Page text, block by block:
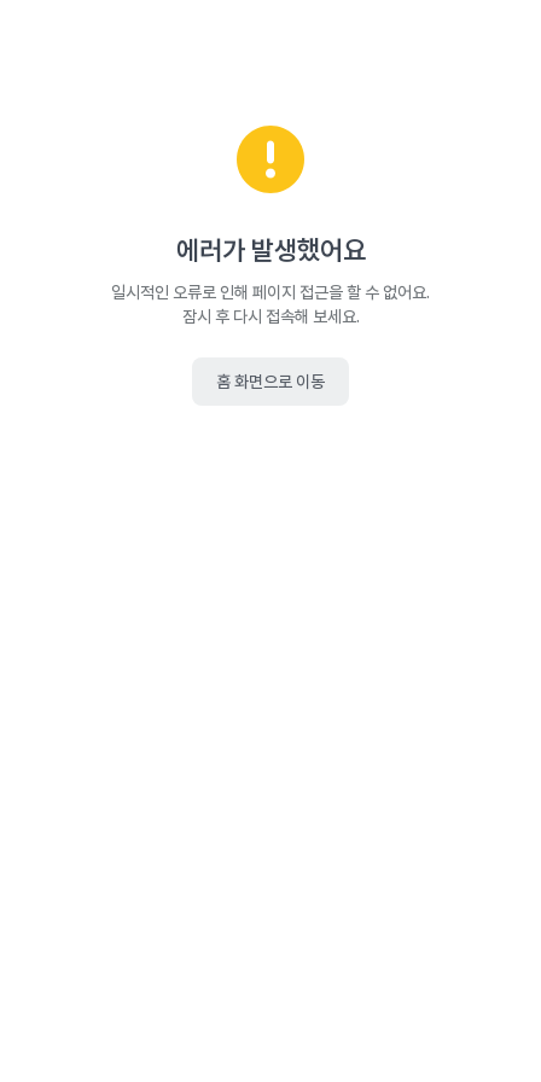
에러가 발생했어요
일시적인 오류로 인해 페이지 접근을 할 수 없어요.
잠시 후 다시 접속해 보세요.
홈 화면으로 이동